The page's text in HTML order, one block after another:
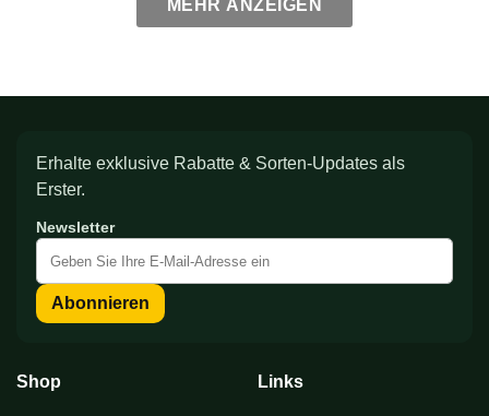
MEHR ANZEIGEN
Erhalte exklusive Rabatte & Sorten-Updates als
Erster.
Newsletter
Melden
Sie
sich
für
an:
Abonnieren
Shop Links